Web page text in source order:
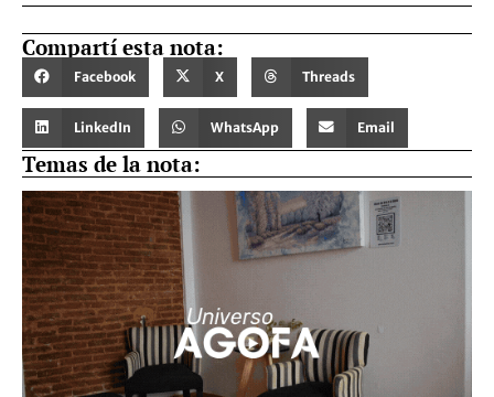
Compartí esta nota:
Facebook X Threads
LinkedIn WhatsApp Email
Temas de la nota: